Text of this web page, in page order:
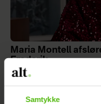
Samtykke
Maria Montell
Frederik